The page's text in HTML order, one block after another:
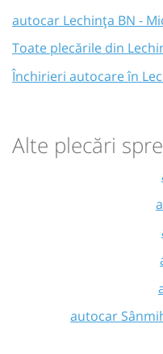
autocar Lechința BN -
Toate plecările din
Închirieri autocare în
Alte plecări
autocar